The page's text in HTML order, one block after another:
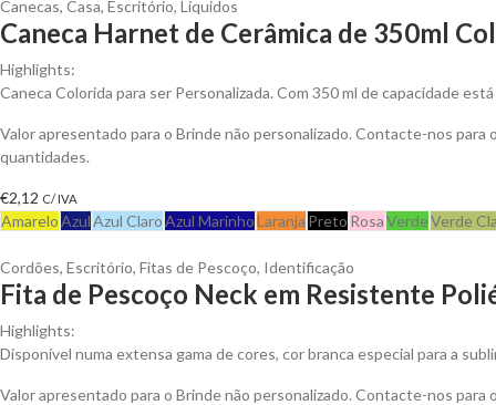
Canecas, Casa, Escritório, Líquidos
Caneca Harnet de Cerâmica de 350ml
Highlights:
Caneca Colorida para ser Personalizada. Com 350 ml de capacidade
Valor apresentado para o Brinde não personalizado. Contacte-nos
quantidades.
€2,12 C/ IVA
AmareloAzulAzul ClaroAzul MarinhoLaranja Preto RosaVerdeVerde
Cordões, Escritório, Fitas de Pescoço, Identificação
Fita de Pescoço Neck em Resistente
Highlights:
Disponível numa extensa gama de cores, cor branca especial para a
Valor apresentado para o Brinde não personalizado. Contacte-nos